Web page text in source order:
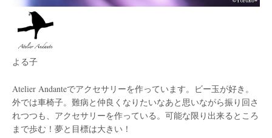
よる子
Atelier Andanteでアクセサリーを作っています。ビー玉が好き。
外では車椅子。難病と仲良くなりたいなあと思いながら振り回さ
れつつも、アクセサリーを作っている。可能な限り出来るところ
まで歩む！夢と目標は大きい！